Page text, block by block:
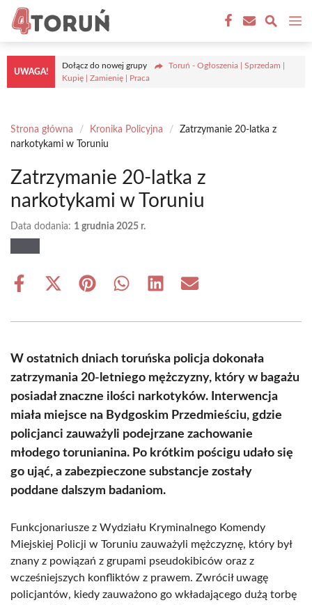
Przejdź
treści
UWAGA!
Dołącz do nowej grupy
Toruń - Ogłoszenia | Sprzedam |
Kupię | Zamienię | Praca
Strona główna / Kronika Policyjna /
Zatrzymanie 20-latka z
narkotykami w Toruniu
Zatrzymanie 20-latka z
narkotykami w Toruniu
Data dodania: 1 grudnia 2025 r.
Share
Share
(Twitter)
Share Share Share Share
W ostatnich dniach toruńska policja dokonała
zatrzymania 20-letniego mężczyzny, który w bagażu
posiadał znaczne ilości narkotyków. Interwencja
miała miejsce na Bydgoskim Przedmieściu, gdzie
policjanci zauważyli podejrzane zachowanie
młodego torunianina. Po krótkim pościgu udało się
go ująć, a zabezpieczone substancje zostały
poddane dalszym badaniom.
Funkcjonariusze z Wydziału Kryminalnego Komendy
Miejskiej Policji w Toruniu zauważyli mężczyznę, który był
znany z powiązań z grupami pseudokibiców oraz z
wcześniejszych konfliktów z prawem. Zwrócił uwagę
policjantów, kiedy zauważono go wkładającego dużą torbę